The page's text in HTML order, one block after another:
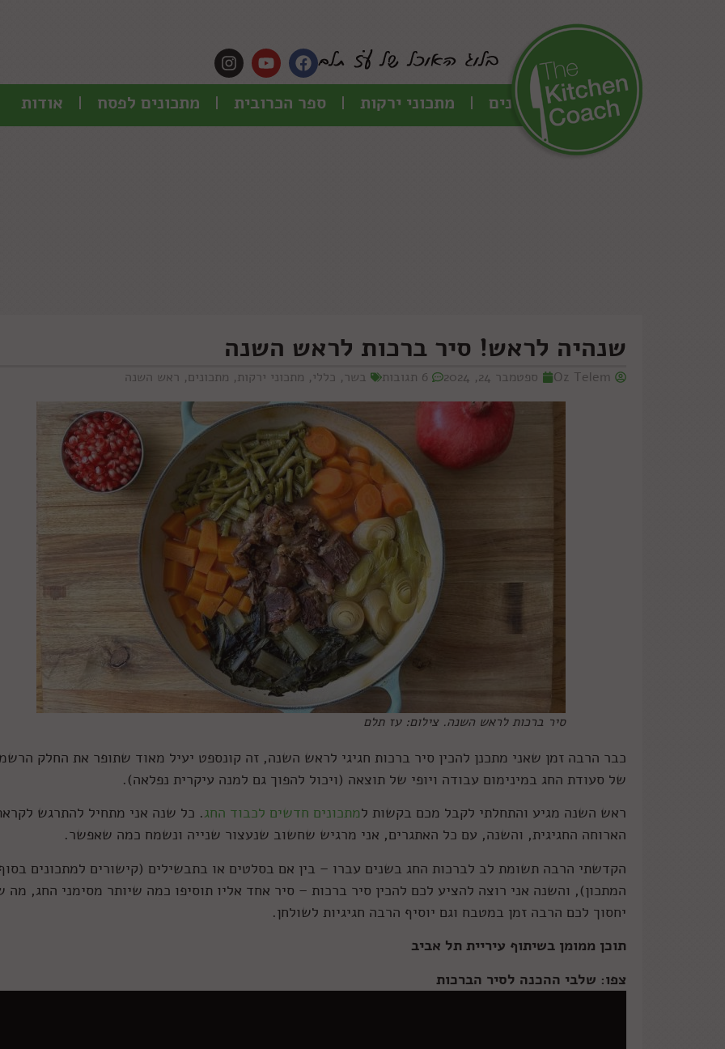
כל המתכונים מתכוני ירקות ספר הכרובית מתכונים לפסח אודות
שנהיה לראש! סיר ברכות לראש השנה
Oz Telem ספטמבר 24, 2024 6 תגובות בשר, כללי, מתכוני ירקות, מתכונים, ראש השנה
סיר ברכות לראש השנה. צילום: עז תלם
כבר הרבה זמן שאני מתכנן להכין סיר ברכות חגיגי לראש השנה, זה קונספט יעיל מאוד שתופר את החלק
של סעודת החג במינימום עבודה ויופי של תוצאה (ויכול להפוך גם למנה עיקרית נפלאה).
ראש השנה מגיע והתחלתי לקבל מכם בקשות למתכונים חדשים לכבוד החג. כל שנה אני מתחיל להתרגש
הארוחה החגיגית, והשנה, עם כל האתגרים, אני מרגיש שחשוב שנעצור שנייה ונשמח כמה שאפשר.
הקדשתי הרבה תשומת לב לברכות החג בשנים עברו – בין אם בסלטים או בתבשילים (קישורים למתכונים
המתכון), והשנה אני רוצה להציע לכם להכין סיר ברכות – סיר אחד אליו תוסיפו כמה שיותר מסימני החג, מה
יחסוך לכם הרבה זמן במטבח וגם יוסיף הרבה חגיגיות לשולחן.
תוכן ממומן בשיתוף עיריית תל אביב
צפו: שלבי ההכנה לסיר הברכות